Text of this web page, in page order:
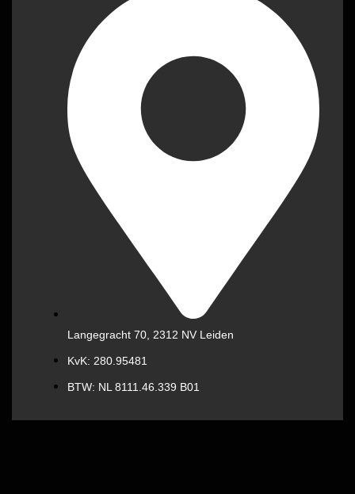
Langegracht 70, 2312 NV Leiden
KvK: 280.95481
BTW: NL 8111.46.339 B01